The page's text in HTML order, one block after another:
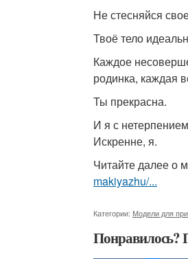
Не стесняйся
Твоё тело
Каждое
родинка, каждая
Ты прекрасна.
И я с
Искренне, я.
Читайте далее о
makiyazhu/...
Категории: Модели для
Понравилось?